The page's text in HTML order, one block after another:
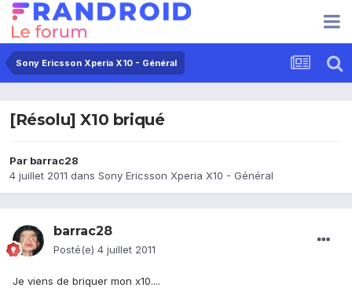
Sony Ericsson Xperia X10 - Général
[Résolu] X10 briqué
Par barrac28
4 juillet 2011 dans Sony Ericsson Xperia X10 - Général
barrac28
Posté(e) 4 juillet 2011
Je viens de briquer mon x10....